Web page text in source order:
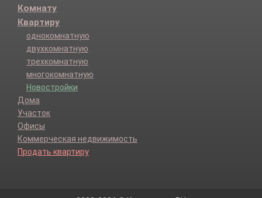
Комнату
Квартиру
однокомнатную
двухкомнатную
трехкомнатную
многокомнатную
Новостройки
Дома
Участок
Офисы
Коммерческая недвижимость
Продать квартиру